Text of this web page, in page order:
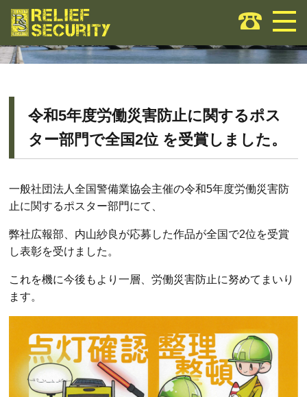
令和5年度労働災害防止に関するポス
ター部門で全国2位 を受賞しました。
一般社団法人全国警備業協会主催の令和5年度労働災害防
止に関するポスター部門にて、
弊社広報部、内山紗良が応募した作品が全国で2位を受賞
し表彰を受けました。
これを機に今後もより一層、労働災害防止に努めてまいり
ます。